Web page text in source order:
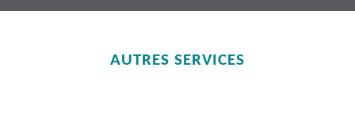
AUTRES SERVICES